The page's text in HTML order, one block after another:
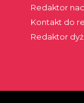
Redaktor
Kontakt do
Redaktor